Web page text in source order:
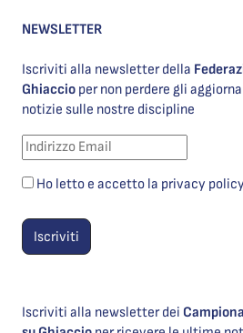
NEWSLETTER
Iscriviti alla newsletter della
Ghiaccio per non perdere gli
notizie sulle nostre discipline
Ho letto e accetto la privacy
Iscriviti alla newsletter dei